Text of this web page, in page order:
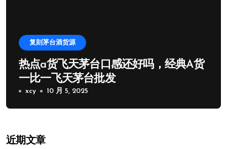
复刻茅台酒货源
热点a货飞天茅台口感还好吗，经典A货
一比一飞天茅台批发
xcy 10 月 5, 2025
近期文章